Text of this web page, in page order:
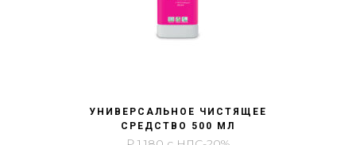
УНИВЕРСАЛЬНОЕ ЧИСТЯЩЕЕ
СРЕДСТВО 500 МЛ